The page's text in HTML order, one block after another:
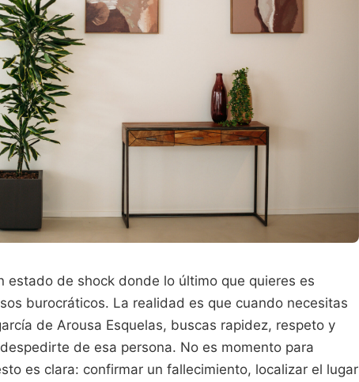
estado de shock donde lo último que quieres es
burocráticos. La realidad es que cuando necesitas
de Arousa Esquelas, buscas rapidez, respeto y
de esa persona. No es momento para
es clara: confirmar un fallecimiento, localizar el lugar